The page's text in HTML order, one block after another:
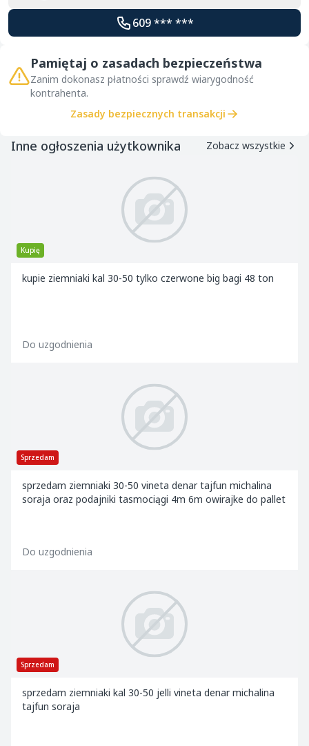
609 *** ***
Pamiętaj o zasadach bezpieczeństwa
Zanim dokonasz płatności sprawdź wiarygodność
kontrahenta.
Zasady bezpiecznych transakcji
Inne ogłoszenia użytkownika Zobacz wszystkie
Kupię
kupie ziemniaki kal 30-50 tylko czerwone big bagi 48 ton
Do uzgodnienia
Sprzedam
sprzedam ziemniaki 30-50 vineta denar tajfun michalina
soraja oraz podajniki tasmociągi 4m 6m owirajke do pallet
Do uzgodnienia
Sprzedam
sprzedam ziemniaki kal 30-50 jelli vineta denar michalina
tajfun soraja